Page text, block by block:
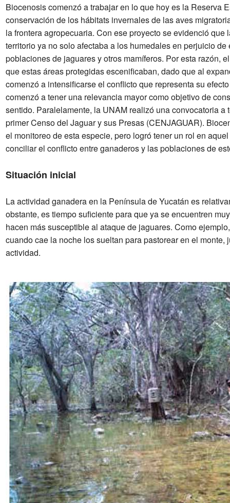
Biocenosis comenzó a trabajar en lo que hoy es la Reserva
conservación de los hábitats invernales de las aves
la frontera agropecuaria. Con ese proyecto se evidenció
territorio ya no solo afectaba a los humedales en perjuicio
poblaciones de jaguares y otros mamíferos. Por esta razón,
que estas áreas protegidas escenificaban, dado que al
comenzó a intensificarse el conflicto que representa su
comenzó a tener una relevancia mayor como objetivo de
sentido. Paralelamente, la UNAM realizó una convocatoria
primer Censo del Jaguar y sus Presas (CENJAGUAR).
el monitoreo de esta especie, pero logró tener un rol en
conciliar el conflicto entre ganaderos y las poblaciones de
Situación inicial
La actividad ganadera en la Península de Yucatán es
obstante, es tiempo suficiente para que ya se encuentren
hacen más susceptible al ataque de jaguares. Como
cuando cae la noche los sueltan para pastorear en el
actividad.